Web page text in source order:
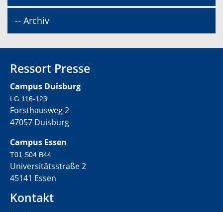
-- Archiv
Ressort Presse
Campus Duisburg
LG 116-123
Forsthausweg 2
47057 Duisburg
Campus Essen
T01 S04 B44
Universitätsstraße 2
45141 Essen
Kontakt